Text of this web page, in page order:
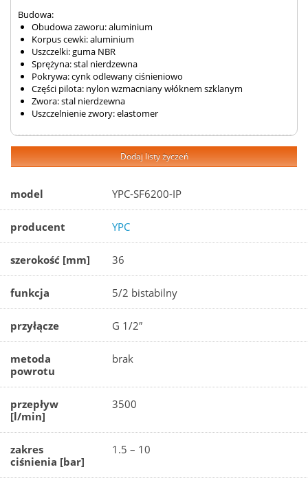
Budowa:
Obudowa zaworu: aluminium
Korpus cewki: aluminium
Uszczelki: guma NBR
Sprężyna: stal nierdzewna
Pokrywa: cynk odlewany ciśnieniowo
Części pilota: nylon wzmacniany włóknem szklanym
Zwora: stal nierdzewna
Uszczelnienie zwory: elastomer
Dodaj listy życzeń
model YPC-SF6200-IP
producent YPC
szerokość [mm] 36
funkcja 5/2 bistabilny
przyłącze G 1/2″
metoda
powrotu
brak
przepływ
[l/min]
3500
zakres
ciśnienia [bar]
1.5 – 10